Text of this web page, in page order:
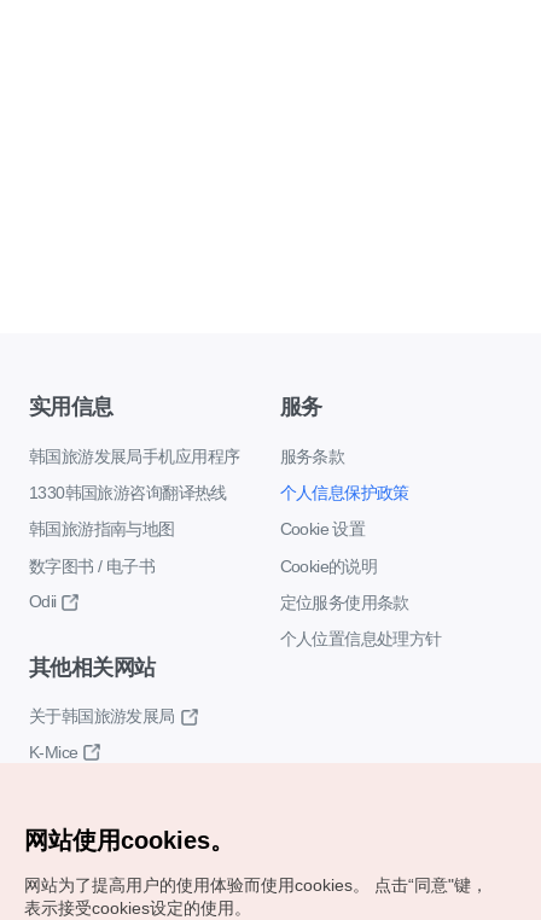
实用信息
韩国旅游发展局手机应用程序
1330韩国旅游咨询翻译热线
韩国旅游指南与地图
数字图书 / 电子书
Odii
服务
服务条款
个人信息保护政策
Cookie 设置
Cookie的说明
定位服务使用条款
个人位置信息处理方针
其他相关网站
关于韩国旅游发展局
K-Mice
网站使用cookies。
网站为了提高用户的使用体验而使用cookies。
点击“同意"键，
表示接受cookies设定的使用。